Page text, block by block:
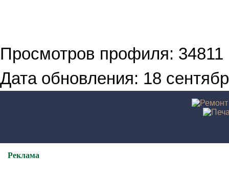
Просмотров профиля: 34811
Дата обновления: 18
Реклама